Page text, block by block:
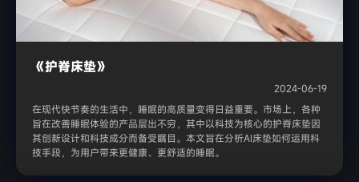
《护脊床垫》
2024-06-19
在现代快节奏的生活中，睡眠的高质量变得日益重要。市场上，各种
旨在改善睡眠体验的产品层出不穷，其中以科技为核心的护脊床垫因
其创新设计和科技成分而备受瞩目。本文旨在分析AI床垫如何运用科
技手段，为用户带来更健康、更舒适的睡眠。